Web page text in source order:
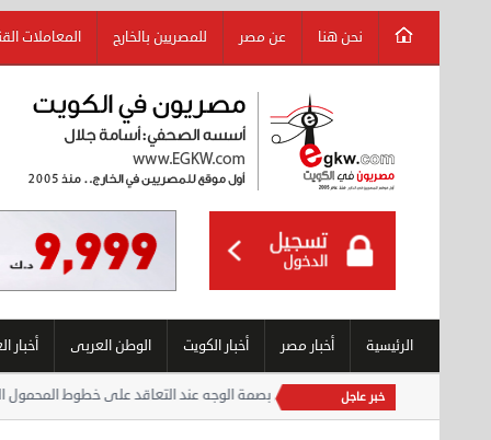
نحن هنا عن مصر للمصريين بالخارج المعاملات
الرئيسية أخبار مصر أخبار الكويت الوطن العربى أخبار
خبر عاجل
يستعد لتطبيق بصمة الوجه عند التعاقد على خطوط المحمول الجديدة:::أهديها